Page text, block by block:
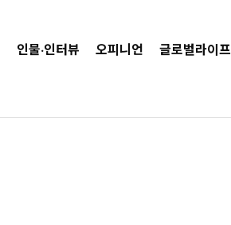
인물·인터뷰 오피니언 글로벌라이프